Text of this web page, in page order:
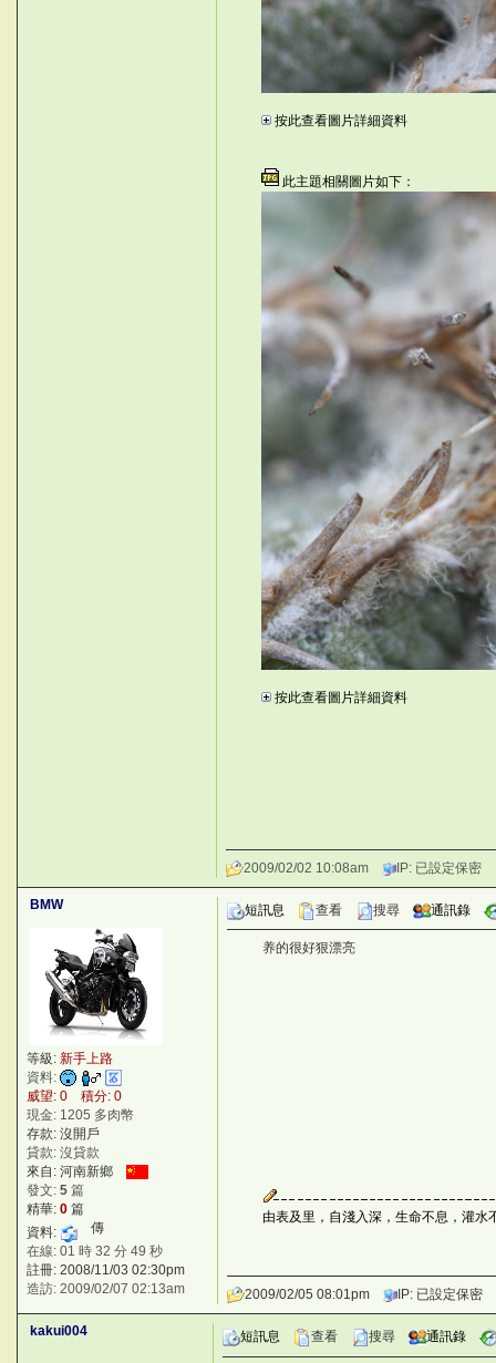
按此查看圖片詳細資料
此主題相關圖片如下：
按此查看圖片詳細資料
2009/02/02 10:08am IP: 已設定保密
BMW
等級: 新手上路
資料:
威望: 0 積分: 0
現金: 1205 多肉幣
存款: 沒開戶
貸款: 沒貸款
來自: 河南新鄉
發文: 5 篇
精華: 0 篇
資料:
在線: 01 時 32 分 49 秒
註冊: 2008/11/03 02:30pm
造訪: 2009/02/07 02:13am
短訊息 查看 搜尋 通訊錄
养的很好狠漂亮
由表及里，自淺入深，生命不息，灌水
2009/02/05 08:01pm IP: 已設定保密
kakui004 短訊息 查看 搜尋 通訊錄